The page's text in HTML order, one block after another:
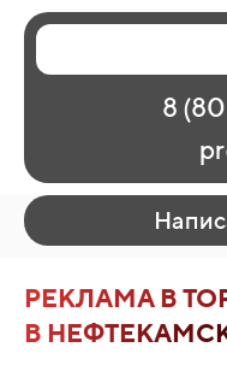
О
8
РЕКЛАМА В
В